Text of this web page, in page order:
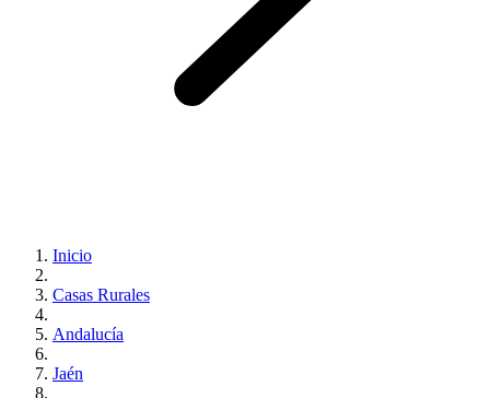
Inicio
Casas Rurales
Andalucía
Jaén